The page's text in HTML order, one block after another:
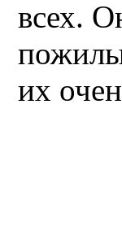
всех.
их